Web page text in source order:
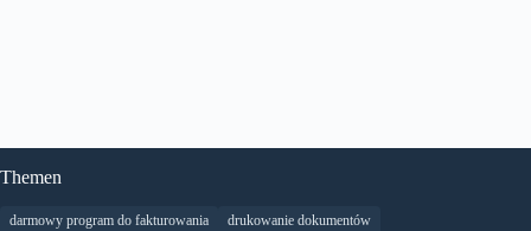
Themen
darmowy program do fakturowania
drukowanie dokumentów